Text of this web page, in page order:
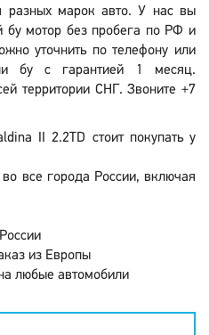
марок авто. У нас вы
бу мотор без пробега по РФ и
уточнить по телефону или
бу с гарантией 1 месяц.
территории СНГ. Звоните +7
II 2.2TD стоит покупать у
все города России, включая
из Европы
любые автомобили